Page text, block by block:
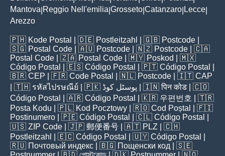
Mantova Reggio Nell'emilia Grosseto Catanzaro Lecce
Arezzo
🇵🇭 Kode Postal | 🇩🇪 Postleitzahl | 🇬🇧 Postcode
🇸🇬 Postal Code | 🇦🇺 Postcode | 🇳🇿 Postcode | 🇨🇦
Postal Code | 🇿🇦 Postal Code | 🇲🇾 Poskod
| 🇲🇽
Código Postal
| 🇪🇸 Código Postal | 🇵🇹 Código Postal
🇧🇷 CEP | 🇫🇷 Code Postal | 🇳🇱 Postcode | 🇮🇹 CAP
| 🇹🇭 รหัสไปรษณีย์ | 🇵🇰 پوسٹل کوڈ | 🇮🇳पिन कोड | 🇨🇴
Código Postal
| 🇦🇷 Código Postal | 🇰🇷 우편번호
| 🇹🇷
Posta Kodu | 🇵🇱 Kod Pocztowy | 🇷🇴 Cod Poștal
| 🇫🇮
Postinumero | 🇵🇪 Código Postal | 🇨🇱 Código Postal
🇺🇸 ZIP Code | 🇯🇵 郵便番号 | 🇦🇹 PLZ | 🇨🇭
Postleitzahl
| 🇪🇨 Código Postal | 🇺🇾 Código Postal
🇷🇺 Почтовый индекс | 🇧🇬 Пощенски код | 🇸🇪